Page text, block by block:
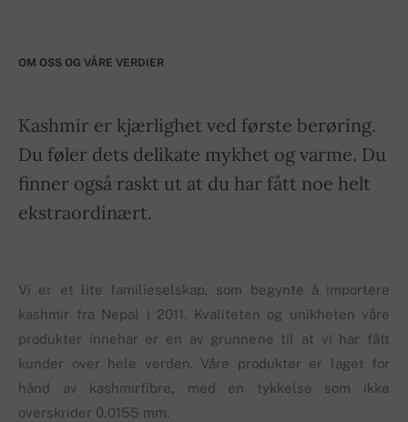
OM OSS OG VÅRE VERDIER
Kashmir er kjærlighet ved første berøring.
Du føler dets delikate mykhet og varme. Du
finner også raskt ut at du har fått noe helt
ekstraordinært.
Vi er et lite familieselskap, som begynte å importere
kashmir fra Nepal i 2011. Kvaliteten og unikheten våre
produkter innehar er en av grunnene til at vi har fått
kunder over hele verden. Våre produkter er laget for
hånd av kashmirfibre, med en tykkelse som ikke
overskrider 0,0155 mm.